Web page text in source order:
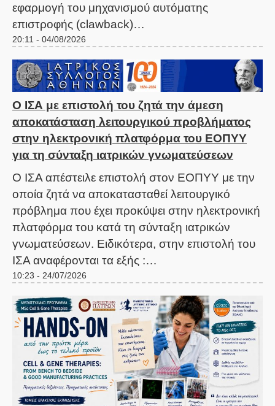
εφαρμογή του μηχανισμού αυτόματης
επιστροφής (clawback)…
20:11 - 04/08/2026
Ο ΙΣΑ με επιστολή του ζητά την άμεση
αποκατάσταση λειτουργικού προβλήματος
στην ηλεκτρονική πλατφόρμα του ΕΟΠΥΥ
για τη σύνταξη ιατρικών γνωματεύσεων
Ο ΙΣΑ απέστειλε επιστολή στον ΕΟΠYΥ με την
οποία ζητά να αποκατασταθεί λειτουργικό
πρόβλημα που έχει προκύψει στην ηλεκτρονική
πλατφόρμα του κατά τη σύνταξη ιατρικών
γνωματεύσεων. Ειδικότερα, στην επιστολή του
ΙΣΑ αναφέρονται τα εξής :…
10:23 - 24/07/2026